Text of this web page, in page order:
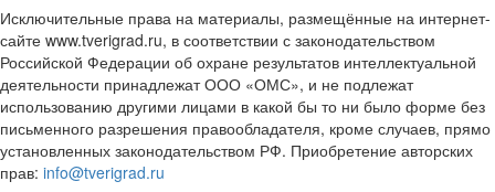
Исключительные права на материалы, размещённые на интернет-
сайте www.tverigrad.ru, в соответствии с законодательством
Российской Федерации об охране результатов интеллектуальной
деятельности принадлежат ООО «ОМС», и не подлежат
использованию другими лицами в какой бы то ни было форме без
письменного разрешения правообладателя, кроме случаев, прямо
установленных законодательством РФ. Приобретение авторских
прав: info@tverigrad.ru